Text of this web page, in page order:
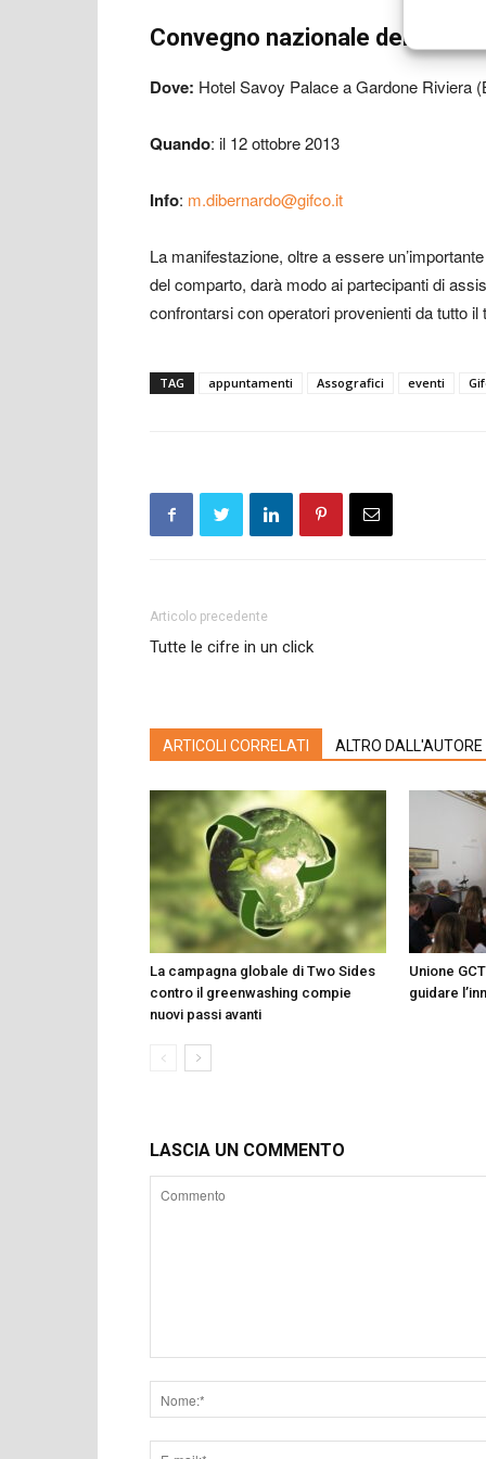
Convegno nazionale dei Soci
Dove: Hotel Savoy Palace a Gardone Riviera
Quando: il 12 ottobre 2013
Info: m.dibernardo@gifco.it
La manifestazione, oltre a essere
del comparto, darà modo ai partecipanti di
confrontarsi con operatori provenienti da tutto il
TAG appuntamenti Assografici eventi
Articolo precedente
Tutte le cifre in un click
ARTICOLI CORRELATI ALTRO DALL'AUTORE
La campagna globale di Two Sides
contro il greenwashing compie
nuovi passi avanti
Unione
guidare
LASCIA UN COMMENTO